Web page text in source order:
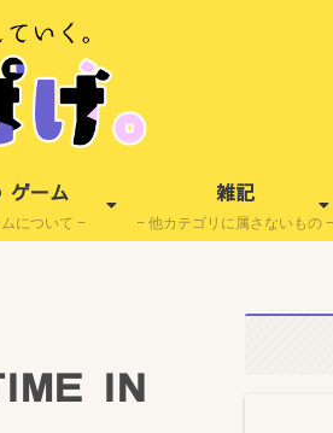
ゲーム
について
雑記
他カテゴリに属さないもの
IN